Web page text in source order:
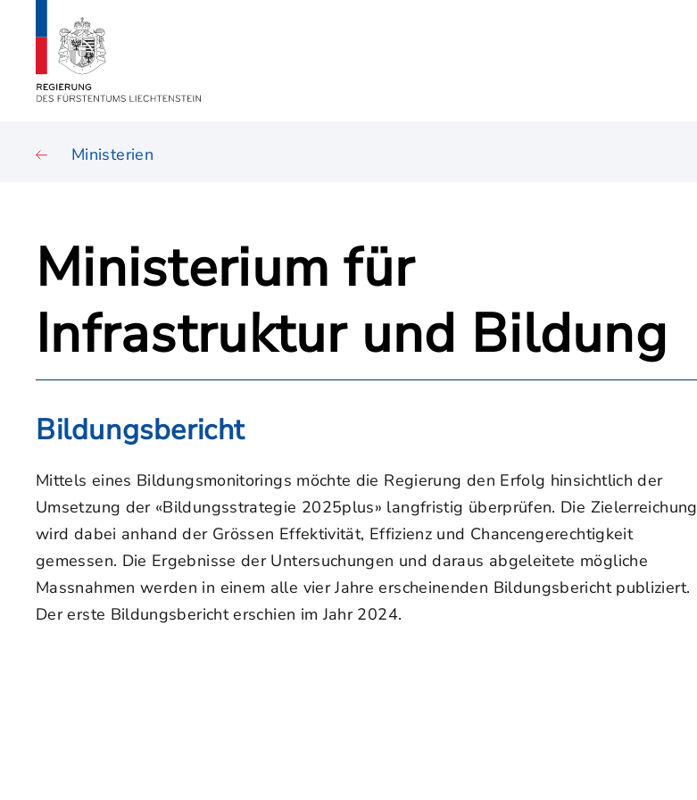
Ministerien
Ministerium für
Infrastruktur und Bildung
Bildungsbericht
Mittels eines Bildungsmonitorings möchte die Regierung den Erfolg hinsichtlich der
Umsetzung der «Bildungsstrategie 2025plus» langfristig überprüfen. Die Zielerreichung
wird dabei anhand der Grössen Effektivität, Effizienz und Chancengerechtigkeit
gemessen. Die Ergebnisse der Untersuchungen und daraus abgeleitete mögliche
Massnahmen werden in einem alle vier Jahre erscheinenden Bildungsbericht publiziert.
Der erste Bildungsbericht erschien im Jahr 2024.